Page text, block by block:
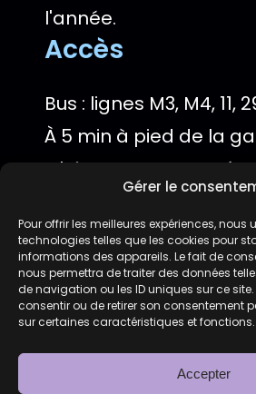
Gérer le
Pour offrir les meilleures expériences, nous
technologies telles que les cookies pour
informations des appareils. Le fait de
nous permettra de traiter des données
de navigation ou les ID uniques sur ce
consentir ou de retirer son consentement
sur certaines caractéristiques et fonctions.
Accepter
l'année.
Accès
Bus : lignes M3, M4, 11,
À 5 min à pied de la
Châteaucreux Entrée
Montplaisir
Parking
Stationnement facile
parking privatif à 2€ la
places disponibles)